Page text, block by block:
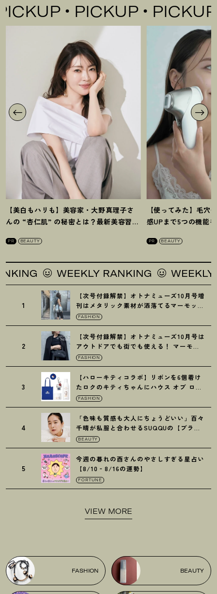
PICKUP PICKUP
【美白もハリも】美容家・大野真理子さ
んの “杏仁肌” の秘密とは ？ 最新美容習慣
PR BEAUTY
【使ってみた】毛穴
感UPまで5つの機能
PR BEAUTY
WEEKLY RANKING WEEKLY
1
【次号付録解禁】オトナミューズ10月号増
刊はメタリック素材が洒落てるマーモット
の保冷バッグ
FASHION
2
【次号付録解禁】オトナミューズ10月号は
アウトドアでも街でも使える ！ マーモッ
トの黒ショルダー
FASHION
3
【ハローキティコラボ】リボンを6個着け
たロクのキティちゃんにハウス オブ ロー
ゼの限定パケも
FASHION
4
「色味も質感も大人にちょうどいい」百々
千晴が私服と合わせるSUQQUの【ブラー
リクイド リップ】6選
BEAUTY
5
今週の暮れの酉さんのやさしすぎる星占い
【8/10‐8/16の運勢】
FORTUNE
VIEW MORE
FASHION BEAUTY